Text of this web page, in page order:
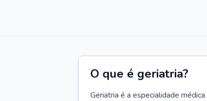
O que é geriatria?
Geriatria é a especialidade